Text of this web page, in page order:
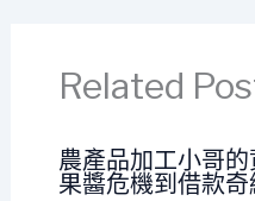
Related
農產品加工小哥
果醬危機到借款奇